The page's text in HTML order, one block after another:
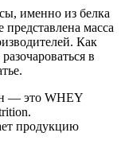
именно из белка
масса
Как
в
— это WHEY
продукцию